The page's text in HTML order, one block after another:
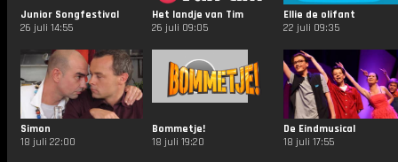
Junior Songfestival
26 juli 14:55
Het landje van Tim
26 juli 09:05
Ellie de olifant
22 juli 09:35
Simon
18 juli 22:00
Bommetje!
18 juli 19:20
De Eindmusical
18 juli 17:55